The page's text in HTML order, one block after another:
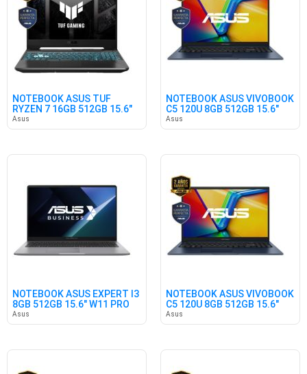
NOTEBOOK ASUS TUF
RYZEN 7 16GB 512GB 15.6"
3050 FR
Asus
NOTEBOOK ASUS VIVOBOOK
C5 120U 8GB 512GB 15.6"
WIN
Asus
NOTEBOOK ASUS EXPERT I3
8GB 512GB 15.6" W11 PRO
Asus
NOTEBOOK ASUS VIVOBOOK
C5 120U 8GB 512GB 15.6"
W11
Asus